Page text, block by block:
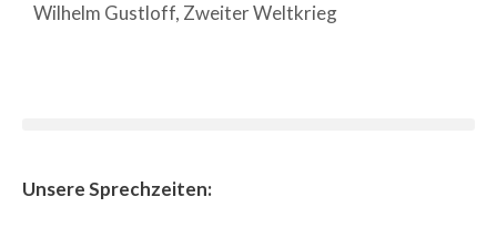
Wilhelm Gustloff, Zweiter Weltkrieg
Unsere Sprechzeiten: